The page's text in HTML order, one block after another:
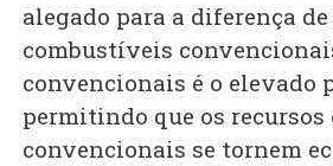
alegado para a diferença
combustíveis
convencionais é o elevado
permitindo que os recursos
convencionais se tornem